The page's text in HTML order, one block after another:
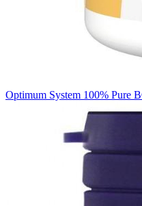
Optimum System 100% Pure